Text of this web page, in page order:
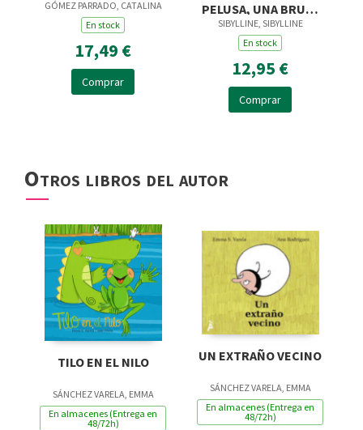
GÓMEZ PARRADO, CATALINA
En stock
17,49 €
Comprar
PELUSA, UNA BRUJA
MUY MUY PEQUEÑITA
SIBYLLINE, SIBYLLINE
En stock
12,95 €
Comprar
Otros libros del autor
TILO EN EL NILO
SÁNCHEZ VARELA, EMMA
En almacenes (Entrega en
48/72h)
UN EXTRAÑO VECINO
SÁNCHEZ VARELA, EMMA
En almacenes (Entrega en
48/72h)